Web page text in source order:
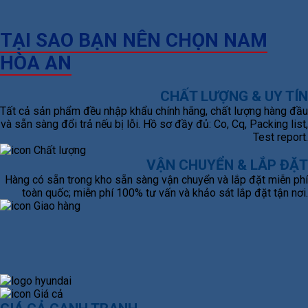
TẠI SAO BẠN NÊN CHỌN NAM
HÒA AN
CHẤT LƯỢNG & UY TÍN
Tất cả sản phẩm đều nhập khẩu chính hãng, chất lượng hàng đầu
và sẵn sàng đổi trả nếu bị lỗi. Hồ sơ đầy đủ: Co, Cq, Packing list,
Test report.
VẬN CHUYỂN & LẮP ĐẶT
Hàng có sẵn trong kho sẵn sàng vận chuyển và lắp đặt miễn phí
toàn quốc; miễn phí 100% tư vấn và khảo sát lắp đặt tận nơi.